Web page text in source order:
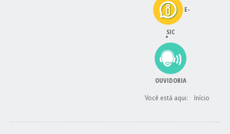
E-
SIC
OUVIDORIA
Você está aqui: Início